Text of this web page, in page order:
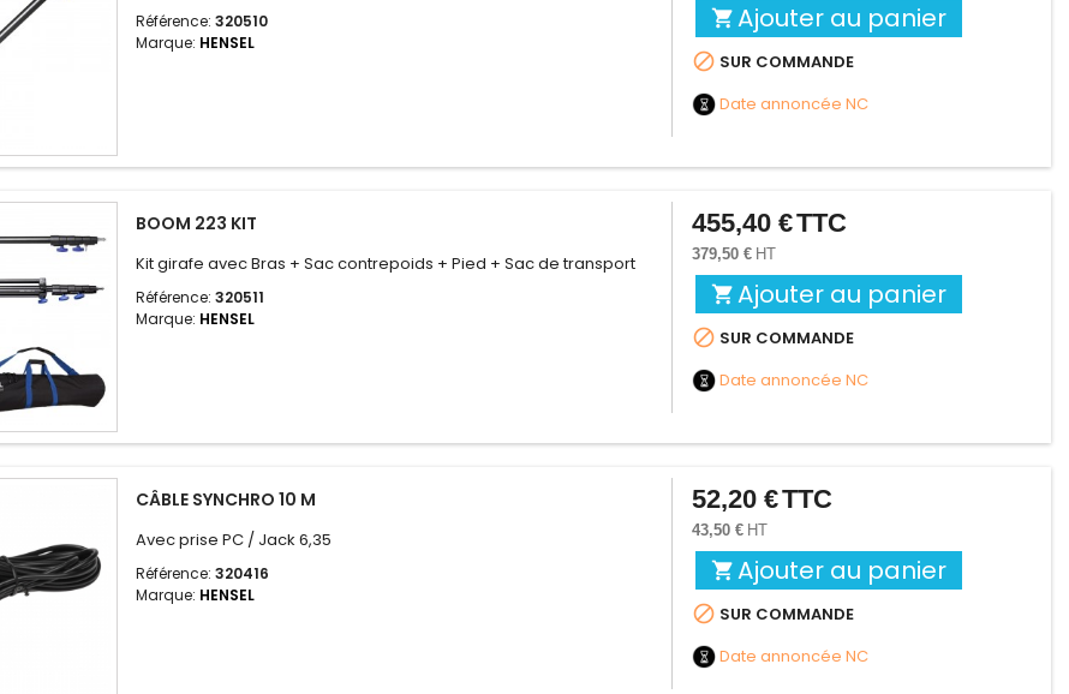
Référence: 320510
Marque: HENSEL
 Ajouter au panier
 SUR COMMANDE
Date annoncée NC
BOOM 223 KIT
Kit girafe avec Bras + Sac contrepoids + Pied + Sac de transport
Référence: 320511
Marque: HENSEL
Prix
455,40 €TTC
379,50 € HT
 Ajouter au panier
 SUR COMMANDE
Date annoncée NC
CÂBLE SYNCHRO 10 M
Avec prise PC / Jack 6,35
Référence: 320416
Marque: HENSEL
Prix
52,20 €TTC
43,50 € HT
 Ajouter au panier
 SUR COMMANDE
Date annoncée NC